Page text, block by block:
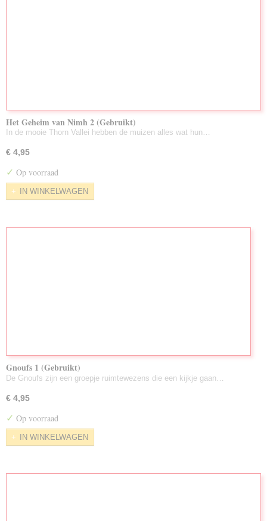
Het Geheim van Nimh 2 (Gebruikt)
In de mooie Thorn Vallei hebben de muizen alles wat hun…
€ 4,95
✓ Op voorraad
IN WINKELWAGEN
Gnoufs 1 (Gebruikt)
De Gnoufs zijn een groepje ruimtewezens die een kijkje gaan…
€ 4,95
✓ Op voorraad
IN WINKELWAGEN